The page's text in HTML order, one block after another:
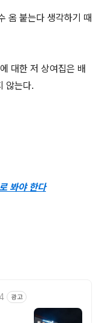
옴 붙는다 생각하기 때
대한 저 상여집은 배
않는다.
봐야 한다
광고